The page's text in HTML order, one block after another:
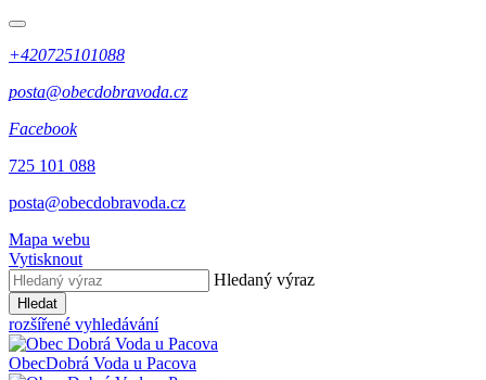
+420725101088
posta@obecdobravoda.cz
Facebook
725 101 088
posta@obecdobravoda.cz
Mapa webu
Vytisknout
Hledaný výraz
Hledat
rozšířené vyhledávání
ObecDobrá Voda u Pacova